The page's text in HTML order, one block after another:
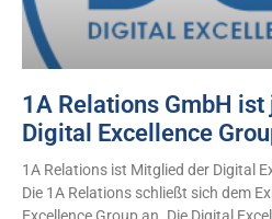
1A Relations GmbH
Digital Excellence
1A Relations ist Mitglied der Digital
Die 1A Relations schließt sich dem